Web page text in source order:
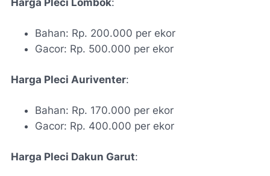
Bahan: Rp. 200.000 per ekor
Gacor: Rp. 500.000 per ekor
Harga Pleci Auriventer:
Bahan: Rp. 170.000 per ekor
Gacor: Rp. 400.000 per ekor
Harga Pleci Dakun Garut: